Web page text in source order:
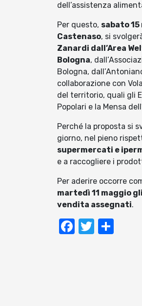
dell’assistenza
Per questo, sabato
Castenaso, si
Zanardi dall’Area
Bologna,
Bologna,
collaborazione con
del territorio, quali gli
Popolari e la Mensa
Perché la proposta si
giorno, nel pieno
supermercati e
e a raccogliere i
Per aderire occorre
martedì 11 maggio
vendita assegnati.
Facebook
Twitter